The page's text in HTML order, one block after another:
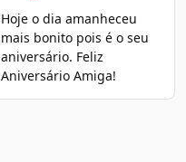
Hoje o dia amanheceu
mais bonito pois é o seu
aniversário. Feliz
Aniversário Amiga!